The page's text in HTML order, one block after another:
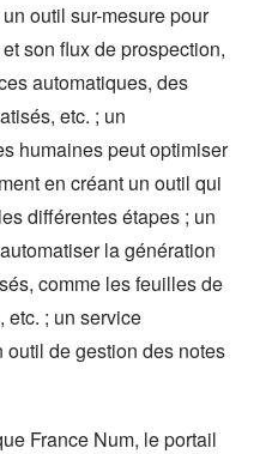
outil sur-mesure pour
son flux de prospection,
automatiques, des
etc. ; un
humaines peut optimiser
en créant un outil qui
différentes étapes ; un
la génération
comme les feuilles de
etc. ; un service
de gestion des notes
France Num, le portail